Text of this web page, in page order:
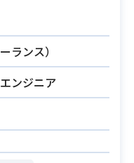
オーケストレー
成になっています
Spring MVC,
Boot2, Sprin
といった技術で開
ワンチーム体制
ランス）
ンジニア